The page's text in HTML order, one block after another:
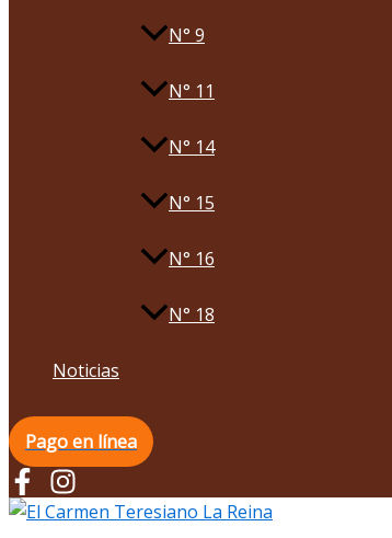
N° 9
N° 11
N° 14
N° 15
N° 16
N° 18
Noticias
Pago en línea